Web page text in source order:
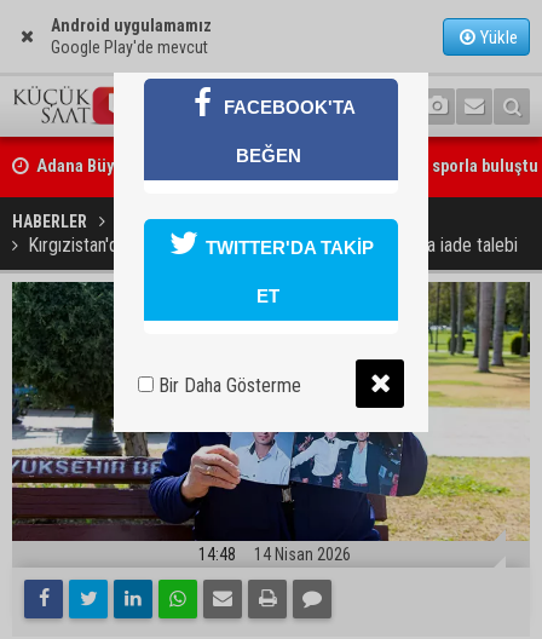
Android uygulamamız
Google Play'de mevcut
Yükle
Adana Büyükşehir Yaz Spor Okulları’nda 30 bin çocuk sporla buluştu
Beşiktaş dosyasında iki tahliye: Özcan Zenger ve Utku Caner
bırakıldı
HABERLER GÜNDEM
Kırgızistan'da 12 yıldır cezaevinde olan baba ve oğluna iade talebi
14:48 14 Nisan 2026
FACEBOOK'TA
BEĞEN
TWITTER'DA TAKİP
ET
Bir Daha Gösterme